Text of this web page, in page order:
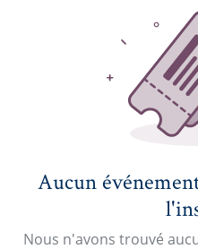
Aucun
Nous n'avons trouvé